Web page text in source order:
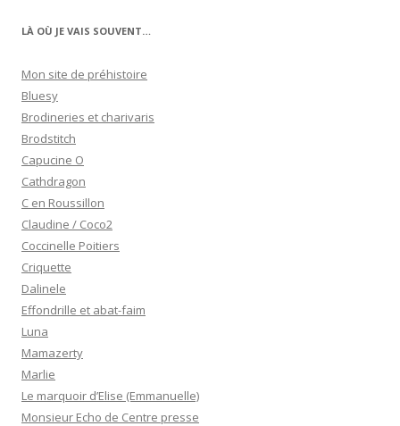
LÀ OÙ JE VAIS SOUVENT…
Mon site de préhistoire
Bluesy
Brodineries et charivaris
Brodstitch
Capucine O
Cathdragon
C en Roussillon
Claudine / Coco2
Coccinelle Poitiers
Criquette
Dalinele
Effondrille et abat-faim
Luna
Mamazerty
Marlie
Le marquoir d’Elise (Emmanuelle)
Monsieur Echo de Centre presse